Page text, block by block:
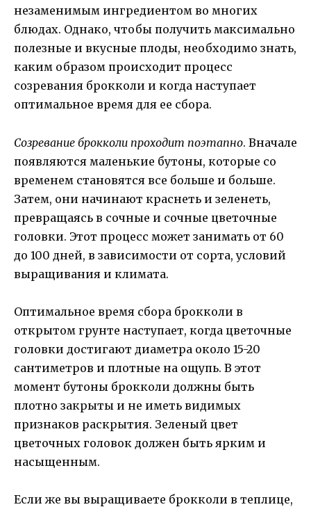
незаменимым ингредиентом во многих
блюдах. Однако, чтобы получить максимально
полезные и вкусные плоды, необходимо знать,
каким образом происходит процесс
созревания брокколи и когда наступает
оптимальное время для ее сбора.
Созревание брокколи проходит поэтапно. Вначале
появляются маленькие бутоны, которые со
временем становятся все больше и больше.
Затем, они начинают краснеть и зеленеть,
превращаясь в сочные и сочные цветочные
головки. Этот процесс может занимать от 60
до 100 дней, в зависимости от сорта, условий
выращивания и климата.
Оптимальное время сбора брокколи в
открытом грунте наступает, когда цветочные
головки достигают диаметра около 15-20
сантиметров и плотные на ощупь. В этот
момент бутоны брокколи должны быть
плотно закрыты и не иметь видимых
признаков раскрытия. Зеленый цвет
цветочных головок должен быть ярким и
насыщенным.
Если же вы выращиваете брокколи в теплице,